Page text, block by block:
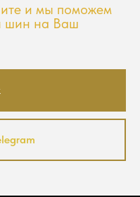
и мы поможем
шин на Ваш